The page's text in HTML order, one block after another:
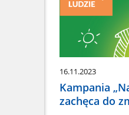
16.11.2023
Kampania
zachęca do